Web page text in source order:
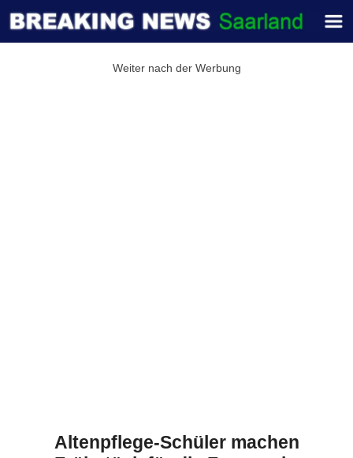
Weiter nach der Werbung
Altenpflege-Schüler machen